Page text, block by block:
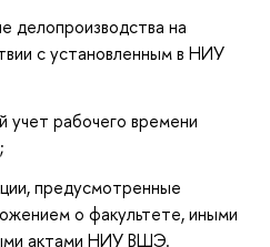
делопроизводства на
с установленным в НИУ
учет рабочего времени
предусмотренные
о факультете, иными
актами НИУ ВШЭ.